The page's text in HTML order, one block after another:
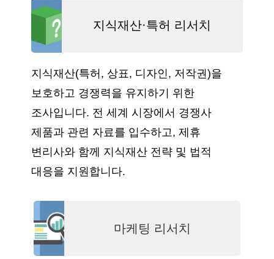
지식재산·특허 리서치
지식재산(특허, 상표, 디자인, 저작권)을
보호하고 경쟁력을 유지하기 위한
조사입니다. 전 세계 시장에서 경쟁사
제품과 관련 자료를 입수하고, 제휴
변리사와 함께 지식재산 전략 및 법적
대응을 지원합니다.
마케팅 리서치